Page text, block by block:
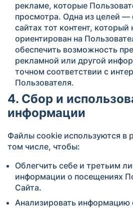
рекламе, которые
просмотра. Одна из целей —
сайтах тот контент,
ориентирован на
обеспечить возможность
рекламной или другой
точном соответствии с
Пользователя.
4. Сбор и
информации
Файлы cookie используются в
том числе, чтобы:
Облегчить себе и третьим
информации о посещениях
Сайта.
Анализировать информацию